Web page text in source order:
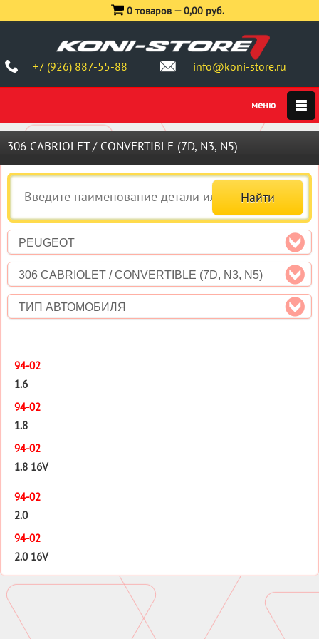
+7 (926) 887-55-88 info@koni-store.ru
0 товаров —0,00 руб.
306 CABRIOLET / CONVERTIBLE (7D, N3, N5)
PEUGEOT
306 CABRIOLET / CONVERTIBLE (7D, N3, N5)
ТИП АВТОМОБИЛЯ
94-02
1.6
94-02
1.8
94-02
1.8 16V
94-02
2.0
94-02
2.0 16V